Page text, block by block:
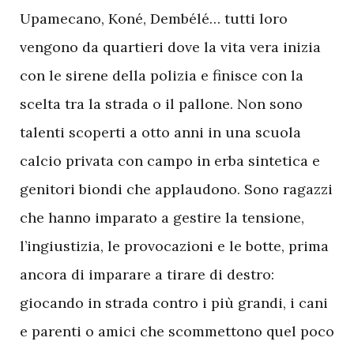
Upamecano, Koné, Dembélé… tutti loro
vengono da quartieri dove la vita vera inizia
con le sirene della polizia e finisce con la
scelta tra la strada o il pallone. Non sono
talenti scoperti a otto anni in una scuola
calcio privata con campo in erba sintetica e
genitori biondi che applaudono. Sono ragazzi
che hanno imparato a gestire la tensione,
l’ingiustizia, le provocazioni e le botte, prima
ancora di imparare a tirare di destro:
giocando in strada contro i più grandi, i cani
e parenti o amici che scommettono quel poco